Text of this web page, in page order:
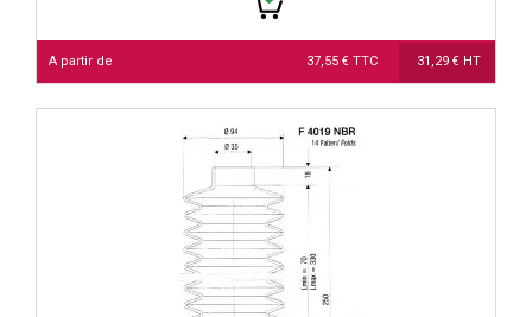
A partir de 37,55 € TTC 31,29 € HT